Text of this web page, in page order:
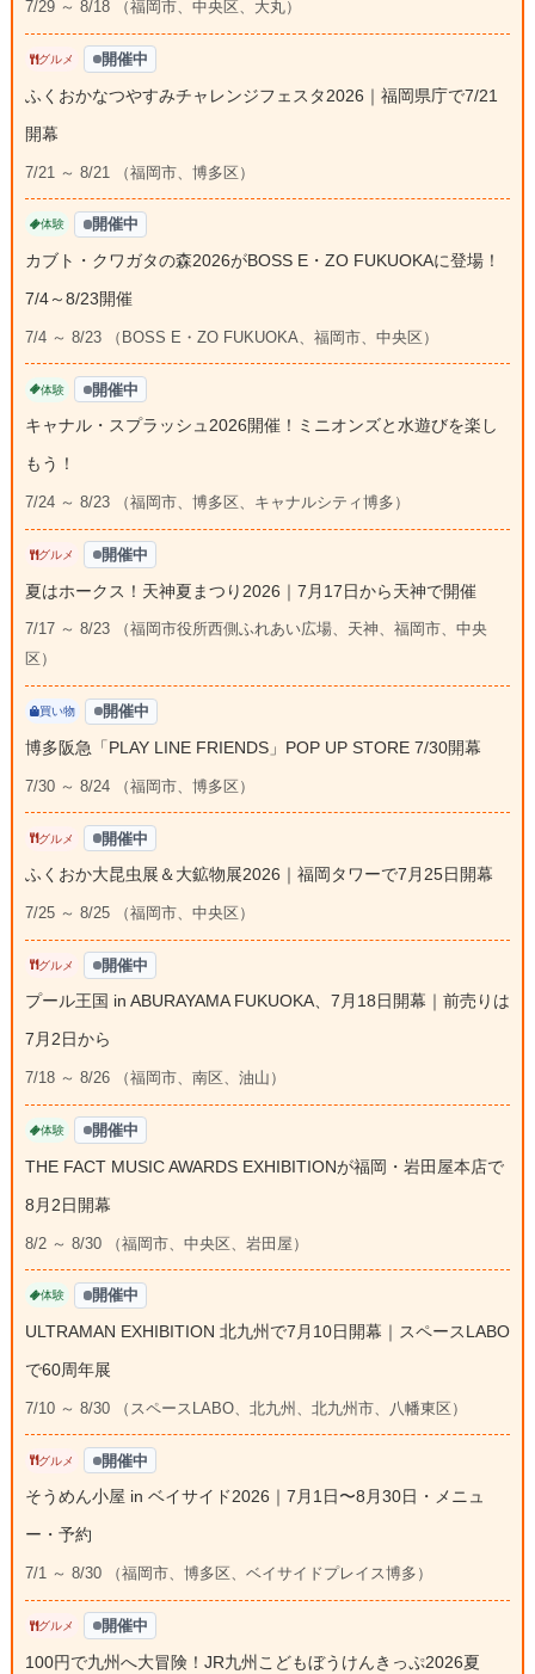
7/29 ～ 8/18 （福岡市、中央区、大丸）
グルメ 開催中
ふくおかなつやすみチャレンジフェスタ2026｜福岡県庁で7/21
開幕
7/21 ～ 8/21 （福岡市、博多区）
体験 開催中
カブト・クワガタの森2026がBOSS E・ZO FUKUOKAに登場！
7/4～8/23開催
7/4 ～ 8/23 （BOSS E・ZO FUKUOKA、福岡市、中央区）
体験 開催中
キャナル・スプラッシュ2026開催！ミニオンズと水遊びを楽し
もう！
7/24 ～ 8/23 （福岡市、博多区、キャナルシティ博多）
グルメ 開催中
夏はホークス！天神夏まつり2026｜7月17日から天神で開催
7/17 ～ 8/23 （福岡市役所西側ふれあい広場、天神、福岡市、中央
区）
買い物 開催中
博多阪急「PLAY LINE FRIENDS」POP UP STORE 7/30開幕
7/30 ～ 8/24 （福岡市、博多区）
グルメ 開催中
ふくおか大昆虫展＆大鉱物展2026｜福岡タワーで7月25日開幕
7/25 ～ 8/25 （福岡市、中央区）
グルメ 開催中
プール王国 in ABURAYAMA FUKUOKA、7月18日開幕｜前売りは
7月2日から
7/18 ～ 8/26 （福岡市、南区、油山）
体験 開催中
THE FACT MUSIC AWARDS EXHIBITIONが福岡・岩田屋本店で
8月2日開幕
8/2 ～ 8/30 （福岡市、中央区、岩田屋）
体験 開催中
ULTRAMAN EXHIBITION 北九州で7月10日開幕｜スペースLABO
で60周年展
7/10 ～ 8/30 （スペースLABO、北九州、北九州市、八幡東区）
グルメ 開催中
そうめん小屋 in ベイサイド2026｜7月1日〜8月30日・メニュ
ー・予約
7/1 ～ 8/30 （福岡市、博多区、ベイサイドプレイス博多）
グルメ 開催中
100円で九州へ大冒険！JR九州こどもぼうけんきっぷ2026夏